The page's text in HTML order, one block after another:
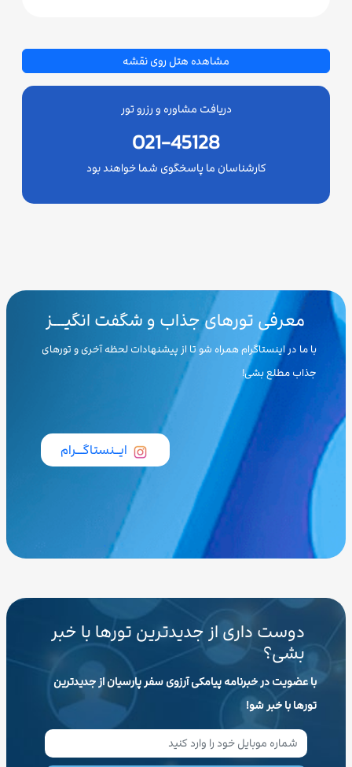
مشاهده هتل روی نقشه
دریافت مشاوره و رزرو تور
021-45128
کارشناسان ما پاسخگوی شما خواهند بود
معرفی تورهای جذاب و شگفت انگیـــز
با ما در اینستاگرام همراه شو تا از پیشنهادات لحظه آخری و تورهای
جذاب مطلع بشی!
ایــنستاگـــرام
دوست داری از جدیدترین تورها با خبر
بشی؟
با عضویت در خبرنامه پیامکی آرزوی سفر پارسیان از جدیدترین
تورها با خبر شو!